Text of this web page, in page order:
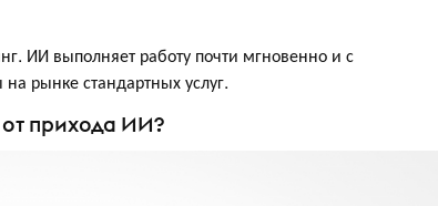
ИИ выполняет работу почти мгновенно и с
рынке стандартных услуг.
прихода ИИ?